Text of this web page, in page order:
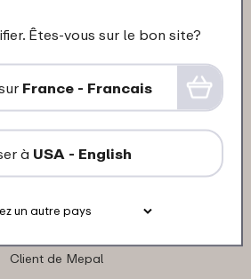
★
★
16-09-2025
Star Wars
fruitdoos. Lekvrij"
Client de Mepal
Êtes-vous sur le bon site?
France - Francais
à USA - English